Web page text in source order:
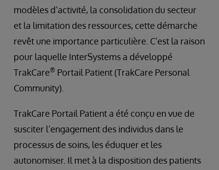
modèles d’activité, la consolidation du secteur
et la limitation des ressources, cette démarche
revêt une importance particulière. C’est la raison
pour laquelle InterSystems a développé
TrakCare® Portail Patient (TrakCare Personal
Community).
TrakCare Portail Patient a été conçu en vue de
susciter l’engagement des individus dans le
processus de soins, les éduquer et les
autonomiser. Il met à la disposition des patients